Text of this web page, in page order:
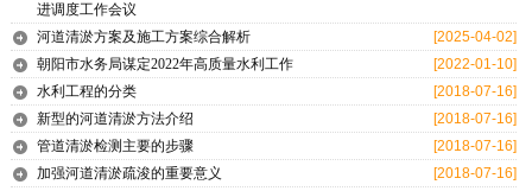
进调度工作会议
[2025-04-02]
河道清淤方案及施工方案综合解析
[2022-01-10]
朝阳市水务局谋定2022年高质量水利工作
[2018-07-16]
水利工程的分类
[2018-07-16]
新型的河道清淤方法介绍
[2018-07-16]
管道清淤检测主要的步骤
[2018-07-16]
加强河道清淤疏浚的重要意义